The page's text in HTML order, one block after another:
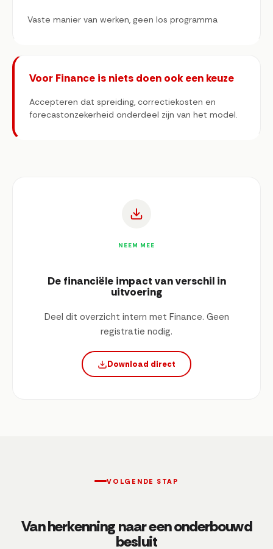
Vaste manier van werken, geen los programma
Voor Finance is niets doen ook een keuze
Accepteren dat spreiding, correctiekosten en
forecastonzekerheid onderdeel zijn van het model.
NEEM MEE
De financiële impact van verschil in
uitvoering
Deel dit overzicht intern met Finance. Geen
registratie nodig.
Download direct
VOLGENDE STAP
Van herkenning naar een onderbouwd
besluit